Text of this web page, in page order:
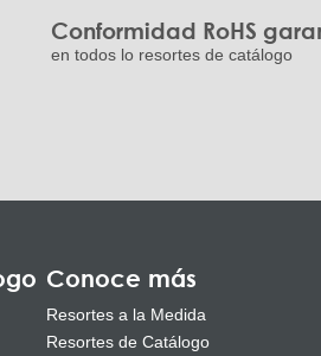
Conformidad RoHS
en todos lo resortes de catálogo
Conoce más
Resortes a la Medida
Resortes de Catálogo